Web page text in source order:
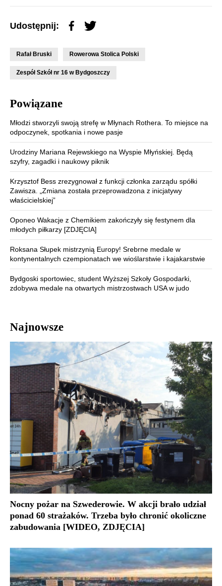
Udostępnij:
Rafał Bruski Rowerowa Stolica Polski
Zespół Szkół nr 16 w Bydgoszczy
Powiązane
Młodzi stworzyli swoją strefę w Młynach Rothera. To miejsce na
odpoczynek, spotkania i nowe pasje
Urodziny Mariana Rejewskiego na Wyspie Młyńskiej. Będą
szyfry, zagadki i naukowy piknik
Krzysztof Bess zrezygnował z funkcji członka zarządu spółki
Zawisza. „Zmiana została przeprowadzona z inicjatywy
właścicielskiej”
Oponeo Wakacje z Chemikiem zakończyły się festynem dla
młodych piłkarzy [ZDJĘCIA]
Roksana Słupek mistrzynią Europy! Srebrne medale w
kontynentalnych czempionatach we wioślarstwie i kajakarstwie
Bydgoski sportowiec, student Wyższej Szkoły Gospodarki,
zdobywa medale na otwartych mistrzostwach USA w judo
Najnowsze
Nocny pożar na Szwederowie. W akcji brało udział
ponad 60 strażaków. Trzeba było chronić okoliczne
zabudowania [WIDEO, ZDJĘCIA]